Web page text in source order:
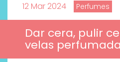
12 Mar 2024 Perfumes
Dar cera, pulir
velas